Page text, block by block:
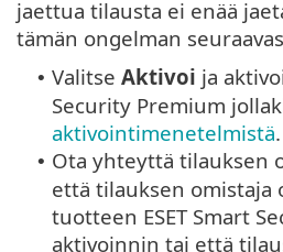
jaettua tilausta ei enää
tämän ongelman
• Valitse Aktivoi ja
Security Premium
aktivointimenetelmistä.
• Ota yhteyttä tilauksen
että tilauksen omistaja
tuotteen ESET Smart
aktivoinnin tai että